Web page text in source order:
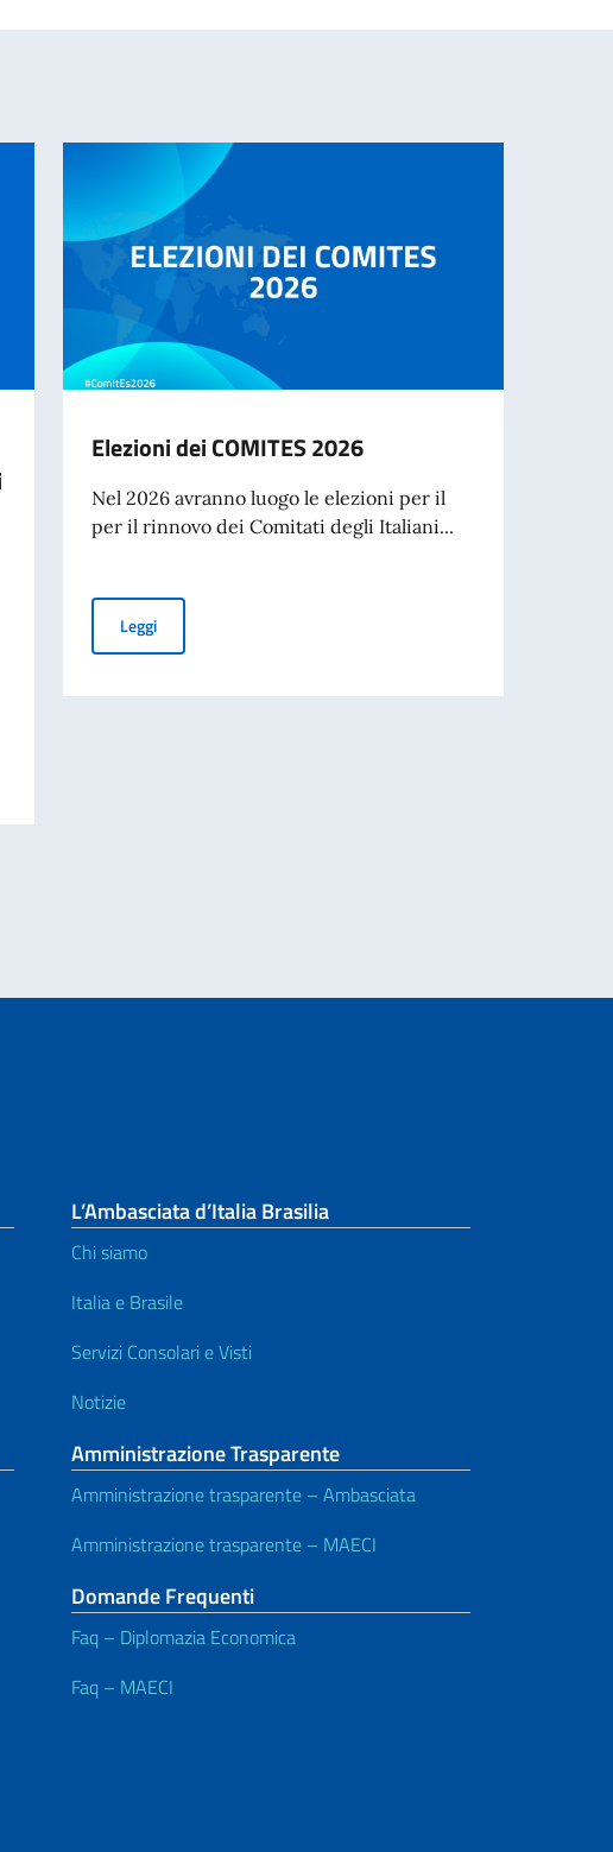
e di attuazione di iniziative umanitarie e di tutela dei diritti umani
Internazionale di Traduzione di Poesia dall’Italiano al Portoghese
Elezioni dei COMITES 2026
Nel 2026 avranno luogo le elezioni per il
per il rinnovo dei Comitati degli Italiani...
LeggiElezioni dei COMITES 2026
L’Ambasciata d’Italia Brasilia
Chi siamo
Italia e Brasile
Servizi Consolari e Visti
Notizie
Amministrazione Trasparente
Amministrazione trasparente – Ambasciata
Amministrazione trasparente – MAECI
Domande Frequenti
Faq – Diplomazia Economica
Faq – MAECI